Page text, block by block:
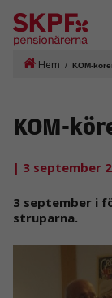
Hem / KOM-
KOM-
| 3 september
3 september i
struparna.